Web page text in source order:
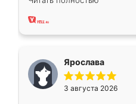
два года, нареканий
Ярослава
3 августа 2026